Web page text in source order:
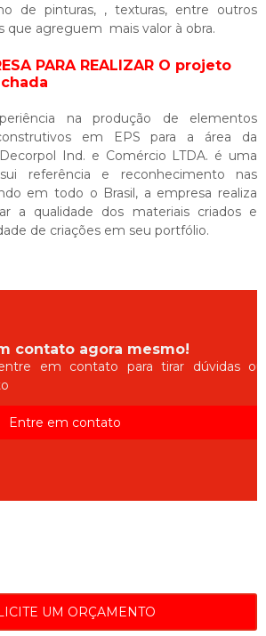
de pinturas, , texturas, entre outros
que agreguem mais valor à obra.
PARA REALIZAR O projeto
na produção de elementos
em EPS para a área da
Ind. e Comércio LTDA. é uma
referência e reconhecimento nas
em todo o Brasil, a empresa realiza
a qualidade dos materiais criados e
de criações em seu portfólio.
contato agora mesmo!
em contato para tirar dúvidas ou
Entre em contato
UM ORÇAMENTO